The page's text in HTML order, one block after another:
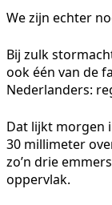
We zijn echter
Bij zulk
ook één van de
Nederlanders:
Dat lijkt morgen
30 millimeter
zo’n drie
oppervlak.